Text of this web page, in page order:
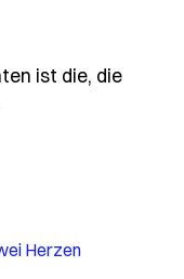
ist die, die